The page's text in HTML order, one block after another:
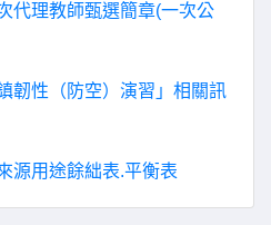
代理教師甄選簡章(一次公
韌性（防空）演習」相關訊
源用途餘絀表.平衡表